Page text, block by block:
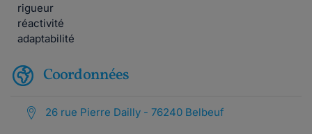
rigueur
réactivité
adaptabilité
Coordonnées
26 rue Pierre Dailly - 76240 Belbeuf